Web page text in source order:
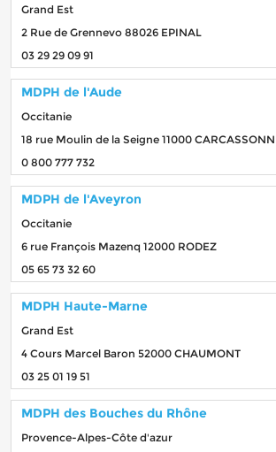
Grand Est
2 Rue de Grennevo 88026 EPINAL
03 29 29 09 91
MDPH de l'Aude
Occitanie
18 rue Moulin de la Seigne 11000
0 800 777 732
MDPH de l'Aveyron
Occitanie
6 rue François Mazenq 12000 RODEZ
05 65 73 32 60
MDPH Haute-Marne
Grand Est
4 Cours Marcel Baron 52000 CHAUMONT
03 25 01 19 51
MDPH des Bouches du Rhône
Provence-Alpes-Côte d'azur